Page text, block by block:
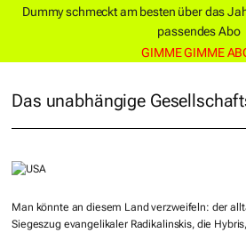
Dummy schmeckt am besten über das
passendes Abo
GIMME GIMME
Das unabhängige
Man könnte an diesem Land verzweifeln: der
Siegeszug evangelikaler Radikalinskis, die